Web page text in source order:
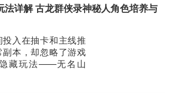
内容将系统解析其
获取路径及实战适
法详解 古龙群侠录神秘人角色培养与
入在抽卡和主线推
本，却忽略了游戏
藏玩法——无名山
可进入，不仅承载